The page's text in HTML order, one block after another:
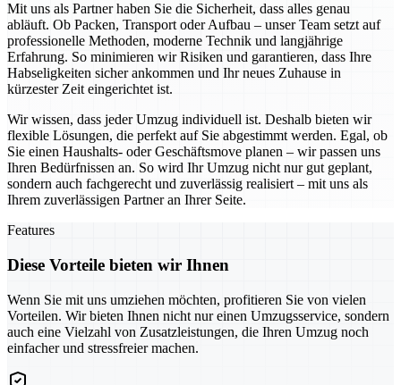
Mit uns als Partner haben Sie die Sicherheit, dass alles genau
abläuft. Ob Packen, Transport oder Aufbau – unser Team setzt auf
professionelle Methoden, moderne Technik und langjährige
Erfahrung. So minimieren wir Risiken und garantieren, dass Ihre
Habseligkeiten sicher ankommen und Ihr neues Zuhause in
kürzester Zeit eingerichtet ist.
Wir wissen, dass jeder Umzug individuell ist. Deshalb bieten wir
flexible Lösungen, die perfekt auf Sie abgestimmt werden. Egal, ob
Sie einen Haushalts- oder Geschäftsmove planen – wir passen uns
Ihren Bedürfnissen an. So wird Ihr Umzug nicht nur gut geplant,
sondern auch fachgerecht und zuverlässig realisiert – mit uns als
Ihrem zuverlässigen Partner an Ihrer Seite.
Features
Diese Vorteile bieten wir Ihnen
Wenn Sie mit uns umziehen möchten, profitieren Sie von vielen
Vorteilen. Wir bieten Ihnen nicht nur einen Umzugsservice, sondern
auch eine Vielzahl von Zusatzleistungen, die Ihren Umzug noch
einfacher und stressfreier machen.